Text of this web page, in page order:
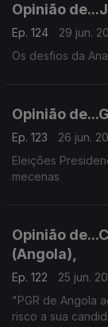
Opinião
Ep. 124
29 jun.
Os desfios da
Opinião
Ep. 123
26 jun.
Eleições
mecenas
Opinião
(Angola),
Ep. 122
25 jun.
"PGR de Angola
risco a sua